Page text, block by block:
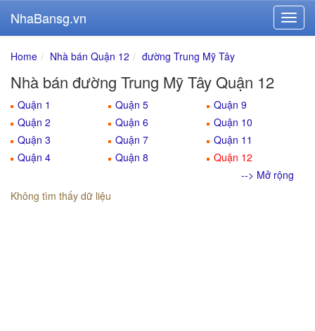
NhaBansg.vn
Home Nhà bán Quận 12 đường Trung Mỹ Tây
Nhà bán đường Trung Mỹ Tây Quận 12
Quận 1
Quận 2
Quận 3
Quận 4
Quận 5
Quận 6
Quận 7
Quận 8
Quận 9
Quận 10
Quận 11
Quận 12
--> Mở rộng
Không tìm thấy dữ liệu